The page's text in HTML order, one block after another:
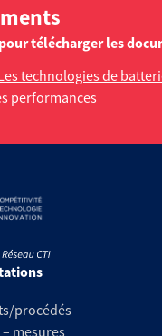
télécharger les
technologies de
performances
procédés
mesures